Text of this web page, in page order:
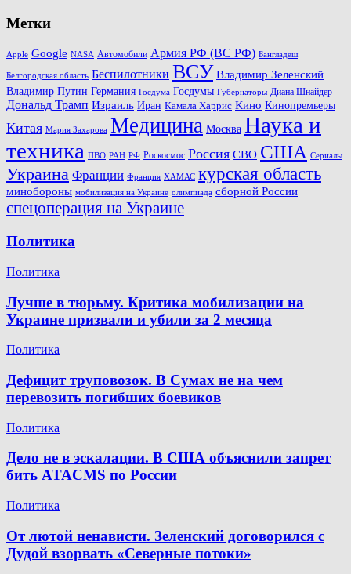
Метки
Apple Google NASA Автомобили Армия РФ (ВС РФ) Бангладеш
Белгородская область Беспилотники ВСУ Владимир Зеленский
Владимир Путин Германия Госдума Госдумы Губернаторы Диана Шнайдер
Дональд Трамп Израиль Иран Камала Харрис Кино Кинопремьеры
Китая Мария Захарова Медицина Москва Наука и
техника ПВО РАН РФ Роскосмос Россия СВО США Сериалы
Украина Франции Франция ХАМАС курская область
минобороны мобилизация на Украине олимпиада сборной России
спецоперация на Украине
Политика
Политика
Лучше в тюрьму. Критика мобилизации на
Украине призвали и убили за 2 месяца
Политика
Дефицит труповозок. В Сумах не на чем
перевозить погибших боевиков
Политика
Дело не в эскалации. В США объяснили запрет
бить ATACMS по России
Политика
От лютой ненависти. Зеленский договорился с
Дудой взорвать «Северные потоки»